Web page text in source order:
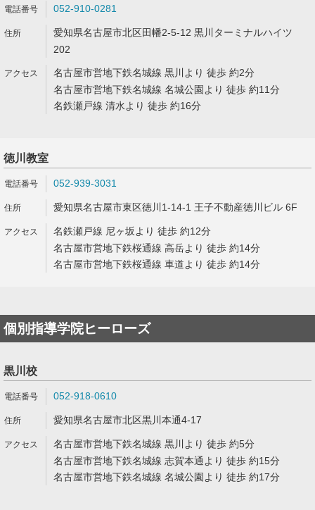
052-910-0281
愛知県名古屋市北区田幡2-5-12 黒川ターミナルハイツ
202
名古屋市営地下鉄名城線 黒川より 徒歩 約2分
名古屋市営地下鉄名城線 名城公園より 徒歩 約11分
名鉄瀬戸線 清水より 徒歩 約16分
徳川教室
052-939-3031
愛知県名古屋市東区徳川1-14-1 王子不動産徳川ビル 6F
名鉄瀬戸線 尼ヶ坂より 徒歩 約12分
名古屋市営地下鉄桜通線 高岳より 徒歩 約14分
名古屋市営地下鉄桜通線 車道より 徒歩 約14分
個別指導学院ヒーローズ
黒川校
052-918-0610
愛知県名古屋市北区黒川本通4-17
名古屋市営地下鉄名城線 黒川より 徒歩 約5分
名古屋市営地下鉄名城線 志賀本通より 徒歩 約15分
名古屋市営地下鉄名城線 名城公園より 徒歩 約17分